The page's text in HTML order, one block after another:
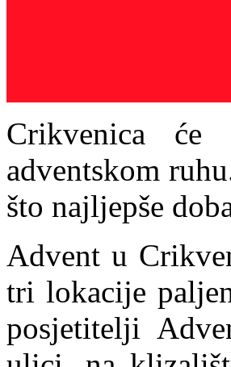
Crikvenica
adventskom
što najljepše
Advent u
tri lokacije
posjetitelji